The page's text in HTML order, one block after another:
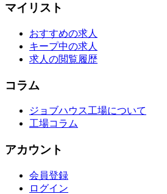
マイリスト
おすすめの求人
キープ中の求人
求人の閲覧履歴
コラム
ジョブハウス工場について
工場コラム
アカウント
会員登録
ログイン